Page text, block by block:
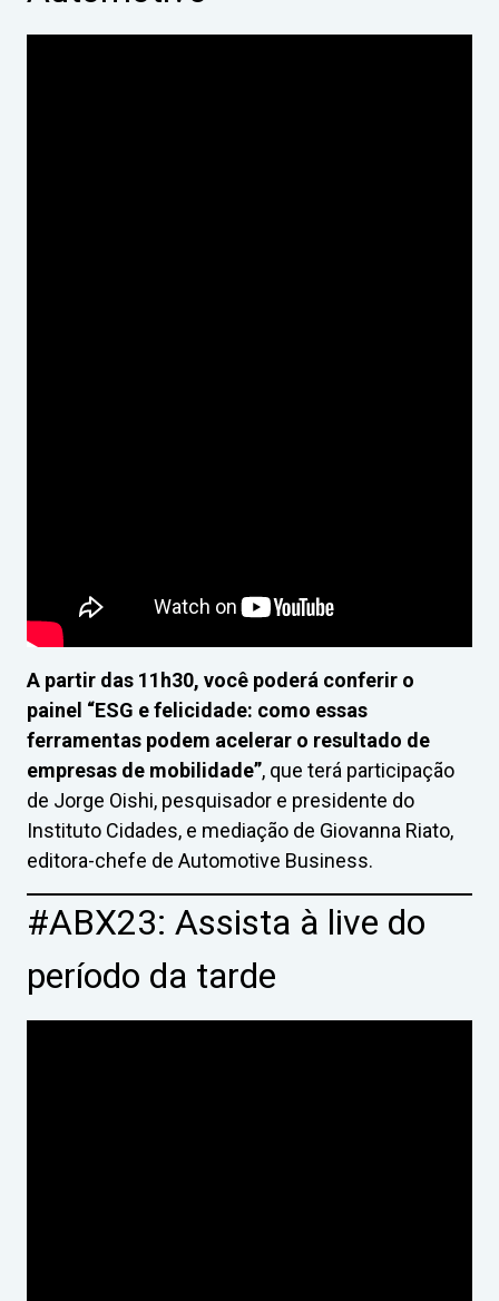
A partir das 11h30, você poderá conferir o
painel “ESG e felicidade: como essas
ferramentas podem acelerar o resultado de
empresas de mobilidade”, que terá participação
de Jorge Oishi, pesquisador e presidente do
Instituto Cidades, e mediação de Giovanna Riato,
editora-chefe de Automotive Business.
#ABX23: Assista à live do
período da tarde